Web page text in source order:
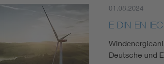
01.08.2024
E DIN EN
Deutsche und